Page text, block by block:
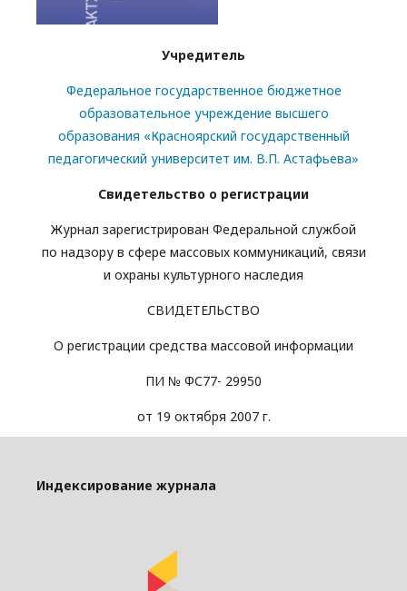
Учредитель
Федеральное государственное бюджетное
образовательное учреждение высшего
образования «Красноярский государственный
педагогический университет им. В.П. Астафьева»
Свидетельство о регистрации
Журнал зарегистрирован Федеральной службой
по надзору в сфере массовых коммуникаций, связи
и охраны культурного наследия
СВИДЕТЕЛЬСТВО
О регистрации средства массовой информации
ПИ № ФС77- 29950
от 19 октября 2007 г.
Индексирование журнала